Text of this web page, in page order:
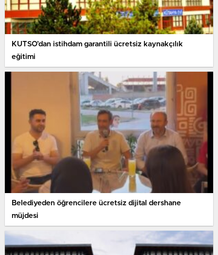
KUTSO’dan istihdam garantili ücretsiz kaynakçılık
eğitimi
Belediyeden öğrencilere ücretsiz dijital dershane
müjdesi